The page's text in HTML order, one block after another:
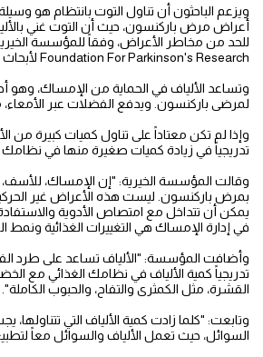
ويزعم الباحثون أن تناول التوت بانتظام هو
أعراض مرض باركنسون، حيث أن التوت غني
Foundation For Parkinson's Research لأبحاث باركنسون.
وتساعد الألياف في الحماية من الإمساك، وهو
لمرضى باركنسون. ويدفع الفضلات عبر الأمعاء،
وإذا لم تكن معتاداً على تناول كميات كبيرة من
تدريجياً في زيادة كميات صغيرة منها في نظامك
وقالت المؤسسة الخيرية: "إن الإمساك،
بمرض باركنسون. ليست هذه الأعراض غير
يمكن أن تتداخل مع امتصاص الأدوية
في إدارة الإمساك هي التغييرات الغذائية ونمط
وأضافت المؤسسة: "الألياف تساعد على طرد
تدريجياً كمية الألياف في نظامك الغذائي مع
القشرة، مثل الكمثرى والتفاح، والحبوب الكاملة".
وتابعت: "كلما زادت كمية الألياف التي تتناولها،
السوائل، حيث تعمل الألياف والسوائل معاً